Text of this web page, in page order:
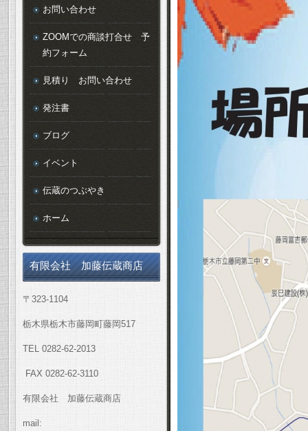
お問い合わせ
ZOOMでの商談打合せ 予
約フォーム
見積り お問い合わせ
発注書
ブログ
イベント
伝蔵のつぶやき
ホーム
有限会社 加藤伝蔵商店
〒323-1104
栃木県栃木市藤岡町藤岡517
TEL 0282-62-2013
FAX 0282-62-3110
有限会社 加藤伝蔵商店
mail: